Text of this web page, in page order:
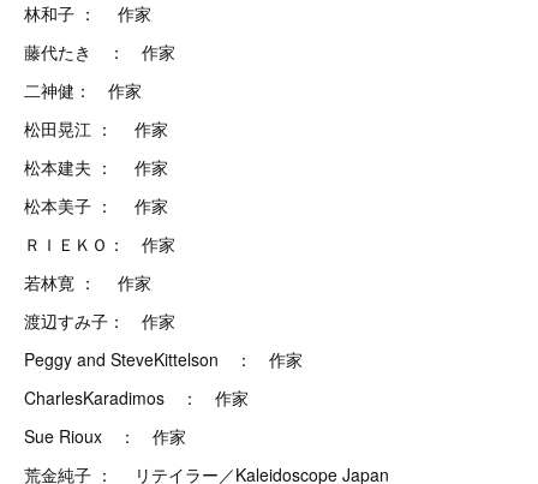
林和子 ： 作家
藤代たき ： 作家
二神健： 作家
松田晃江 ： 作家
松本建夫 ： 作家
松本美子 ： 作家
ＲＩＥＫＯ： 作家
若林寛 ： 作家
渡辺すみ子： 作家
Peggy and SteveKittelson ： 作家
CharlesKaradimos ： 作家
Sue Rioux ： 作家
荒金純子 ： リテイラー／Kaleidoscope Japan